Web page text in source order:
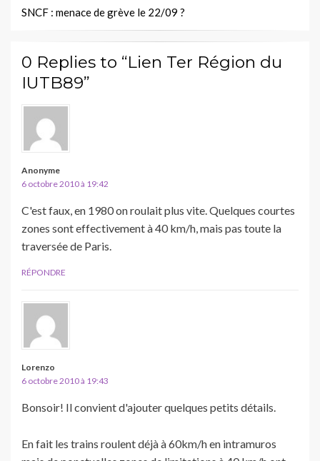
SNCF : menace de grève le 22/09 ?
0 Replies to “Lien Ter Région du
IUTB89”
Anonyme
6 octobre 2010 à 19:42
C'est faux, en 1980 on roulait plus vite. Quelques courtes
zones sont effectivement à 40 km/h, mais pas toute la
traversée de Paris.
RÉPONDRE
Lorenzo
6 octobre 2010 à 19:43
Bonsoir! Il convient d'ajouter quelques petits détails.
En fait les trains roulent déjà à 60km/h en intramuros